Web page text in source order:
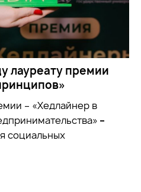
лауреату премии
– «Хедлайнер в
–
социальных